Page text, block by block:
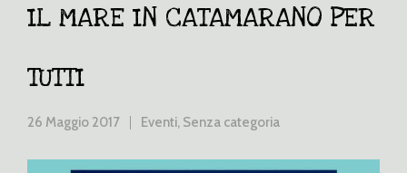
IL MARE IN CATAMARANO PER
TUTTI
26 Maggio 2017 Eventi, Senza categoria